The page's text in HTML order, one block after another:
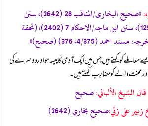
«‏‏‏‏صحیح البخاری/المناقب 28 (3642)، سنن
الترمذی/البیوع 34 (1258)، سنن ابن ماجہ/الاحکام 7 (2402)، (تحفة
معاملے کو کہتے ہیں جس میں ایک آدمی کا پیسہ ہو اور دوسرے کی
محنت والے کو مضارِب کہتے ہیں۔
قال الشيخ الألباني:صحيح
زبير على زئي:صحيح بخاري (3642)